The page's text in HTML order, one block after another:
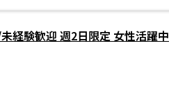
経験歓迎 週2日限定 女性活躍中